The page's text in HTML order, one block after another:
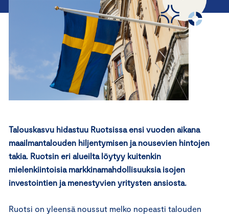
Talouskasvu hidastuu Ruotsissa ensi vuoden aikana
maailmantalouden hiljentymisen ja nousevien hintojen
takia. Ruotsin eri alueilta löytyy kuitenkin
mielenkiintoisia markkinamahdollisuuksia isojen
investointien ja menestyvien yritysten ansiosta.
Ruotsi on yleensä noussut melko nopeasti talouden